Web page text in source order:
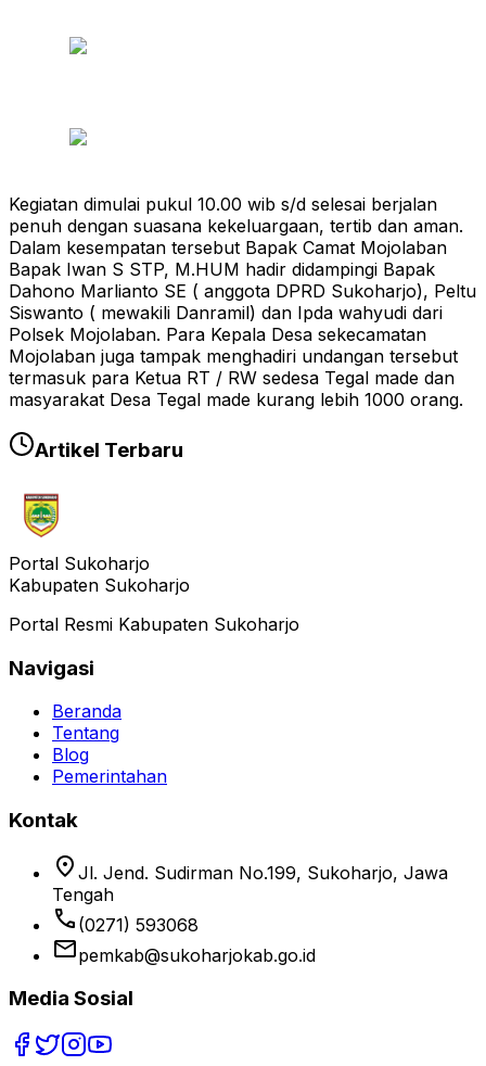
Kegiatan dimulai pukul 10.00 wib s/d selesai berjalan
penuh dengan suasana kekeluargaan, tertib dan aman.
Dalam kesempatan tersebut Bapak Camat Mojolaban
Bapak Iwan S STP, M.HUM hadir didampingi Bapak
Dahono Marlianto SE ( anggota DPRD Sukoharjo), Peltu
Siswanto ( mewakili Danramil) dan Ipda wahyudi dari
Polsek Mojolaban. Para Kepala Desa sekecamatan
Mojolaban juga tampak menghadiri undangan tersebut
termasuk para Ketua RT / RW sedesa Tegal made dan
masyarakat Desa Tegal made kurang lebih 1000 orang.
Artikel Terbaru
Portal Sukoharjo
Kabupaten Sukoharjo
Portal Resmi Kabupaten Sukoharjo
Navigasi
Beranda
Tentang
Blog
Pemerintahan
Kontak
location_on Jl. Jend. Sudirman No.199, Sukoharjo, Jawa
Tengah
phone (0271) 593068
emailpemkab@sukoharjokab.go.id
Media Sosial